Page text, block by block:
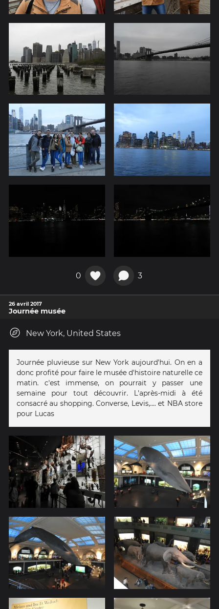
0 3
26 avril 2017
Journée musée
New York, United States
Journée pluvieuse sur New York aujourd'hui. On en a
donc profité pour faire le musée d'histoire naturelle ce
matin. c'est immense, on pourrait y passer une
semaine pour tout découvrir. L'après-midi à été
consacré au shopping. Converse, Levis,.... et NBA store
pour Lucas